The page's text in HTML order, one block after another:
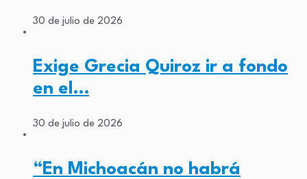
30 de julio de 2026
Exige Grecia Quiroz ir a fondo
en el…
30 de julio de 2026
“En Michoacán no habrá